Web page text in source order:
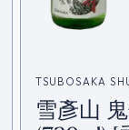
TSUBOSAKA
雪彥山